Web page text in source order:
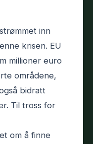
inn
krisen. EU
millioner euro
områdene,
bidratt
Til tross for
om å finne